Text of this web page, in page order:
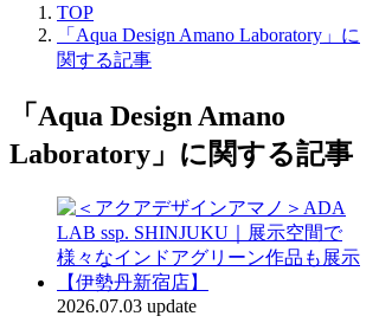
TOP
「Aqua Design Amano Laboratory」に
関する記事
「Aqua Design Amano
Laboratory」に関する記事
2026.07.03 update